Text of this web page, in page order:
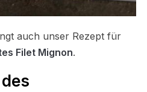
auch unser Rezept für
Filet Mignon.